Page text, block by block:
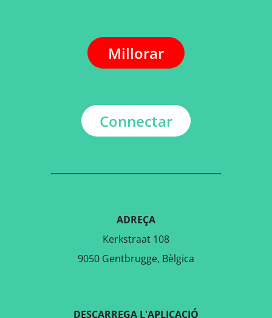
Millorar
Connectar
ADREÇA
Kerkstraat 108
9050 Gentbrugge, Bèlgica
DESCARREGA L'APLICACIÓ